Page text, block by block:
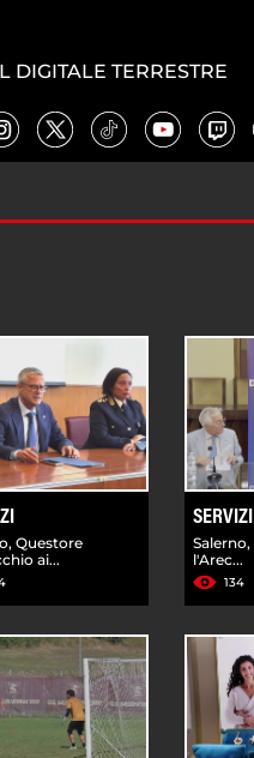
DIGITALE TERRESTRE
Questore
ai...
SERVIZI
l'Arec...
134